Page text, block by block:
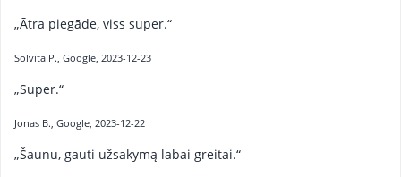
„Ātra piegāde, viss super.“
Solvita P., Google, 2023-12-23
„Super.“
Jonas B., Google, 2023-12-22
„Šaunu, gauti užsakymą labai greitai.“